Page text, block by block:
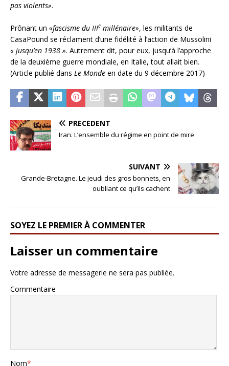
pas violents».
Prônant un «fascisme du IIIe millénaire», les militants de
CasaPound se réclament d’une fidélité à l’action de Mussolini
« jusqu’en 1938 ». Autrement dit, pour eux, jusqu’à l’approche
de la deuxième guerre mondiale, en Italie, tout allait bien.
(Article publié dans Le Monde en date du 9 décembre 2017)
PRÉCÉDENT
Iran. L’ensemble du régime en point de mire
SUIVANT
Grande-Bretagne. Le jeudi des gros bonnets, en
oubliant ce qu’ils cachent
SOYEZ LE PREMIER À COMMENTER
Laisser un commentaire
Votre adresse de messagerie ne sera pas publiée.
Commentaire
Nom*